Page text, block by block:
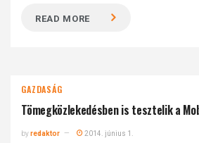
READ MORE
GAZDASÁG
Tömegközlekedésben is tesztelik a
byredaktor 2014. június 1.